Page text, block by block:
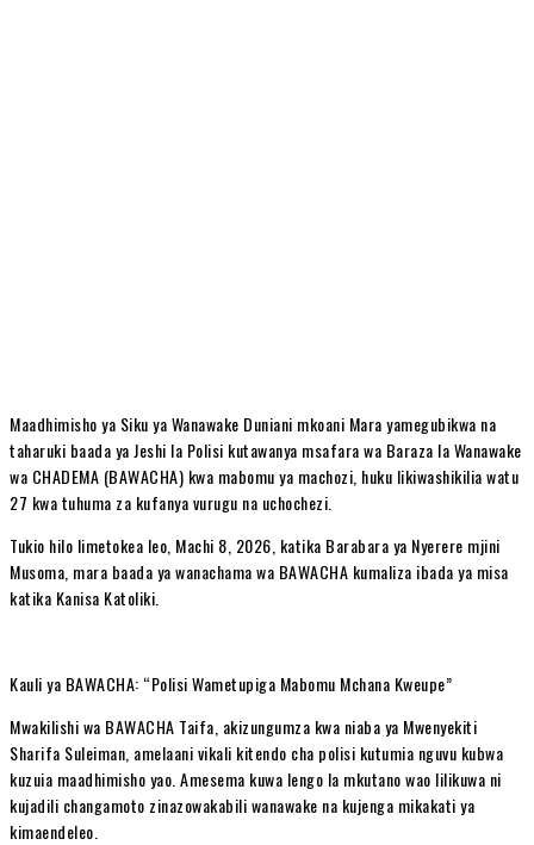
Maadhimisho ya Siku ya Wanawake Duniani mkoani Mara yamegubikwa na
taharuki baada ya Jeshi la Polisi kutawanya msafara wa Baraza la Wanawake
wa CHADEMA (BAWACHA) kwa mabomu ya machozi, huku likiwashikilia watu
27 kwa tuhuma za kufanya vurugu na uchochezi.
Tukio hilo limetokea leo, Machi 8, 2026, katika Barabara ya Nyerere mjini
Musoma, mara baada ya wanachama wa BAWACHA kumaliza ibada ya misa
katika Kanisa Katoliki.
Kauli ya BAWACHA: “Polisi Wametupiga Mabomu Mchana Kweupe”
Mwakilishi wa BAWACHA Taifa, akizungumza kwa niaba ya Mwenyekiti
Sharifa Suleiman, amelaani vikali kitendo cha polisi kutumia nguvu kubwa
kuzuia maadhimisho yao. Amesema kuwa lengo la mkutano wao lilikuwa ni
kujadili changamoto zinazowakabili wanawake na kujenga mikakati ya
kimaendeleo.